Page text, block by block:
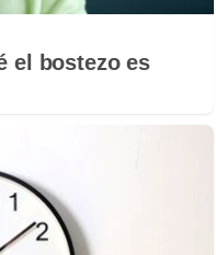
el bostezo es